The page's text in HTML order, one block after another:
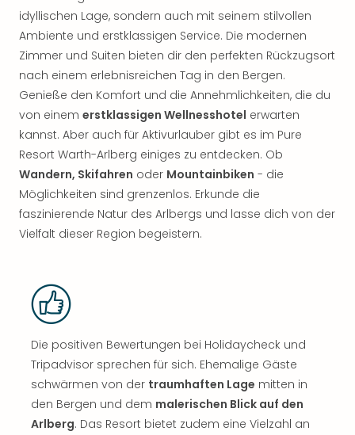
idyllischen Lage, sondern auch mit seinem stilvollen
Ambiente und erstklassigen Service. Die modernen
Zimmer und Suiten bieten dir den perfekten Rückzugsort
nach einem erlebnisreichen Tag in den Bergen.
Genieße den Komfort und die Annehmlichkeiten, die du
von einem erstklassigen Wellnesshotel erwarten
kannst. Aber auch für Aktivurlauber gibt es im Pure
Resort Warth-Arlberg einiges zu entdecken. Ob
Wandern, Skifahren oder Mountainbiken - die
Möglichkeiten sind grenzenlos. Erkunde die
faszinierende Natur des Arlbergs und lasse dich von der
Vielfalt dieser Region begeistern.
Die positiven Bewertungen bei Holidaycheck und
Tripadvisor sprechen für sich. Ehemalige Gäste
schwärmen von der traumhaften Lage mitten in
den Bergen und dem malerischen Blick auf den
Arlberg. Das Resort bietet zudem eine Vielzahl an